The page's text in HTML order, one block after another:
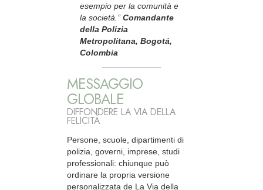
esempio per la comunità e
la società.” Comandante
della Polizia
Metropolitana, Bogotá,
Colombia
MESSAGGIO
GLOBALE
DIFFONDERE LA VIA DELLA
FELICITÀ
Persone, scuole, dipartimenti di
polizia, governi, imprese, studi
professionali: chiunque può
ordinare la propria versione
personalizzata de La Via della